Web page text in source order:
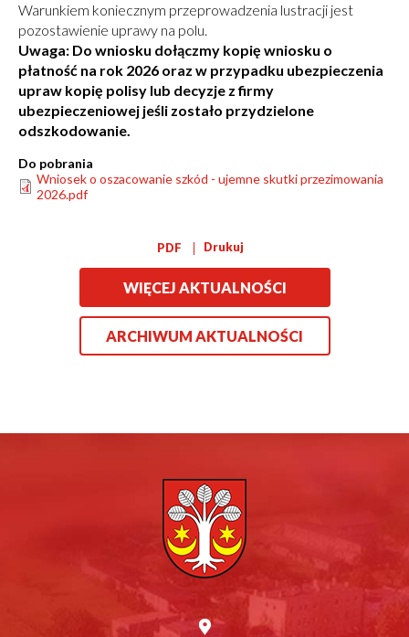
Warunkiem koniecznym przeprowadzenia lustracji jest
pozostawienie uprawy na polu.
Uwaga: Do wniosku dołączmy kopię wniosku o
płatność na rok 2026 oraz w przypadku ubezpieczenia
upraw kopię polisy lub decyzje z firmy
ubezpieczeniowej jeśli zostało przydzielone
odszkodowanie.
Do pobrania
Wniosek o oszacowanie szkód - ujemne skutki przezimowania
2026.pdf
PDF Drukuj
WIĘCEJ AKTUALNOŚCI
ARCHIWUM AKTUALNOŚCI